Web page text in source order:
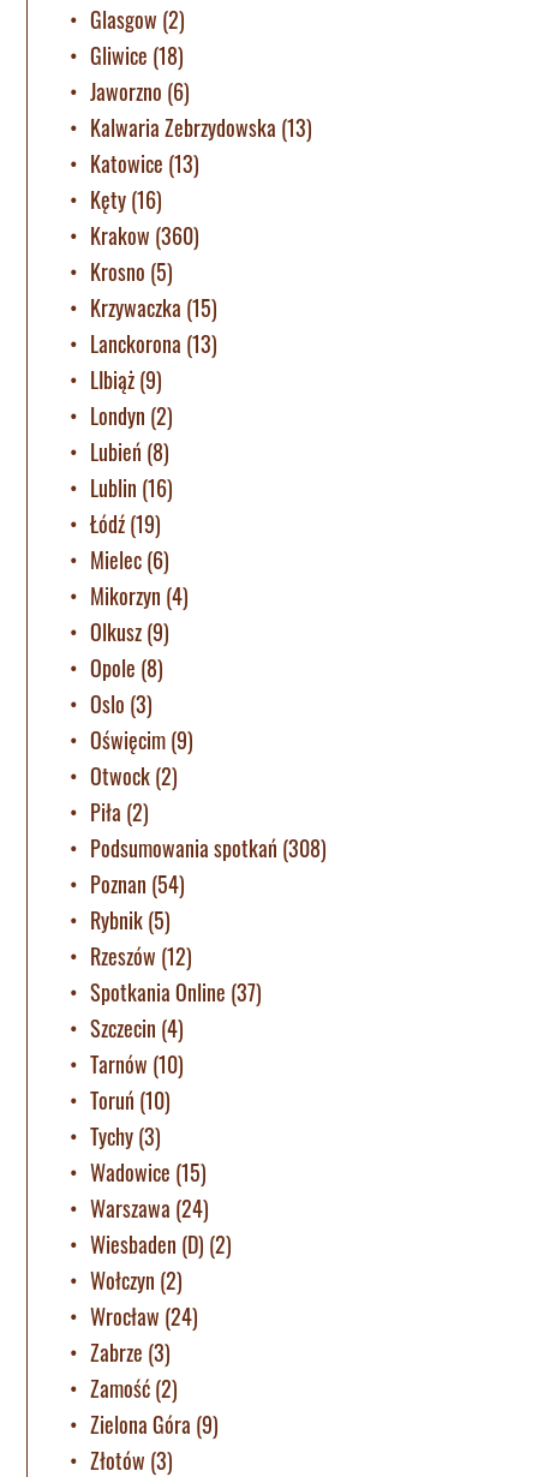
Glasgow (2)
Gliwice (18)
Jaworzno (6)
Kalwaria Zebrzydowska (13)
Katowice (13)
Kęty(16)
Krakow (360)
Krosno (5)
Krzywaczka (15)
Lanckorona (13)
LIbiąż(9)
Londyn (2)
Lubień (8)
Lublin (16)
Łódź(19)
Mielec(6)
Mikorzyn (4)
Olkusz(9)
Opole (8)
Oslo (3)
Oświęcim(9)
Otwock(2)
Piła (2)
Podsumowania spotkań (308)
Poznan (54)
Rybnik(5)
Rzeszów (12)
Spotkania Online (37)
Szczecin (4)
Tarnów (10)
Toruń (10)
Tychy(3)
Wadowice (15)
Warszawa (24)
Wiesbaden (D) (2)
Wołczyn (2)
Wrocław (24)
Zabrze (3)
Zamość(2)
Zielona Góra (9)
Złotów (3)